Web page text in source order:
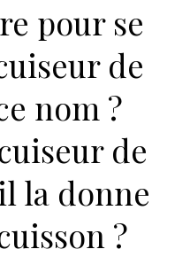
pour se
de
nom ?
de
la donne
?